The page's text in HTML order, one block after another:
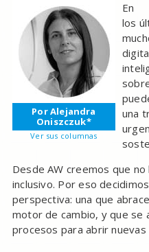
Por Alejandra
Oniszczuk*
Ver sus columnas
En
los
una
Desde AW creemos que
inclusivo. Por eso
perspectiva: una que
motor de cambio, y que se
procesos para abrir